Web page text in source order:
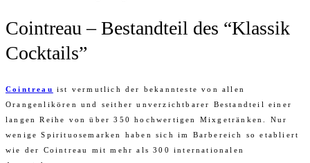
Cointreau – Bestandteil des “Klassik
Cocktails”
Cointreau ist vermutlich der bekannteste von allen
Orangenlikören und seither unverzichtbarer Bestandteil einer
langen Reihe von über 350 hochwertigen Mixgetränken. Nur
wenige Spirituosemarken haben sich im Barbereich so etabliert
wie der Cointreau mit mehr als 300 internationalen